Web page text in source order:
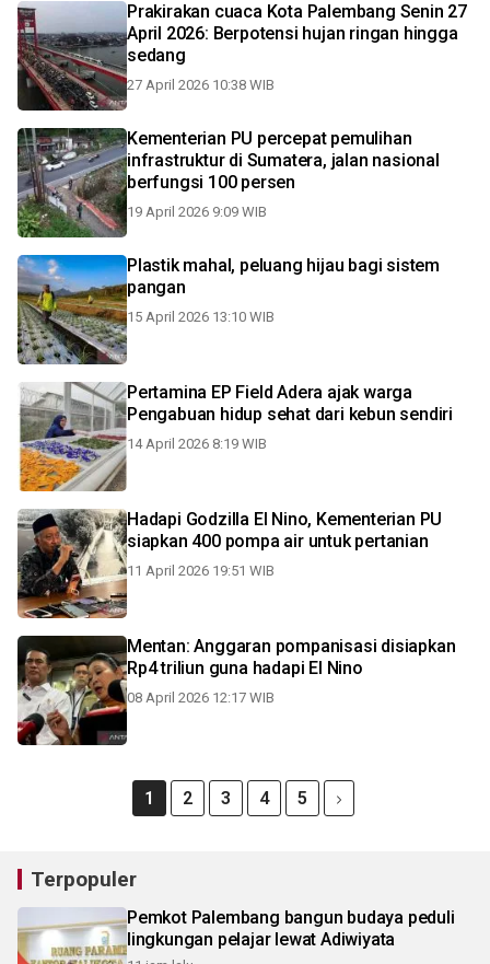
Prakirakan cuaca Kota Palembang Senin 27
April 2026: Berpotensi hujan ringan hingga
sedang
27 April 2026 10:38 WIB
Kementerian PU percepat pemulihan
infrastruktur di Sumatera, jalan nasional
berfungsi 100 persen
19 April 2026 9:09 WIB
Plastik mahal, peluang hijau bagi sistem
pangan
15 April 2026 13:10 WIB
Pertamina EP Field Adera ajak warga
Pengabuan hidup sehat dari kebun sendiri
14 April 2026 8:19 WIB
Hadapi Godzilla El Nino, Kementerian PU
siapkan 400 pompa air untuk pertanian
11 April 2026 19:51 WIB
Mentan: Anggaran pompanisasi disiapkan
Rp4 triliun guna hadapi El Nino
08 April 2026 12:17 WIB
1 2 3 4 5
Terpopuler
Pemkot Palembang bangun budaya peduli
lingkungan pelajar lewat Adiwiyata